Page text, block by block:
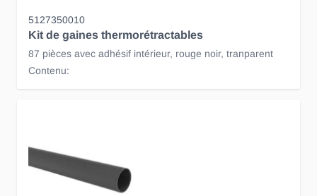
5127350010
Kit de gaines thermorétractables
87 pièces avec adhésif intérieur, rouge noir, tranparent
Contenu: